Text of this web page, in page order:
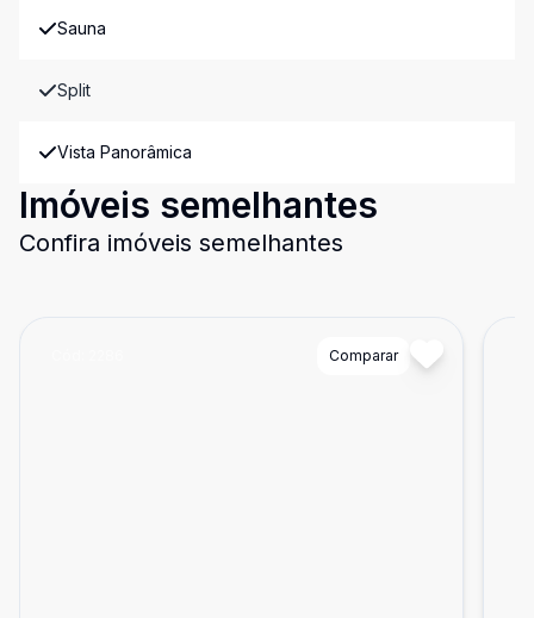
Sauna
Split
Vista Panorâmica
Imóveis semelhantes
Confira imóveis semelhantes
Comparar